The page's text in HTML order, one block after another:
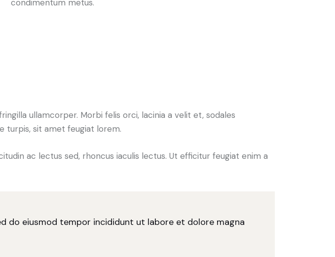
condimentum metus.
ullamcorper. Morbi felis orci, lacinia a velit et, sodales
turpis, sit amet feugiat lorem.
ac lectus sed, rhoncus iaculis lectus. Ut efficitur feugiat enim a
do eiusmod tempor incididunt ut labore et dolore magna